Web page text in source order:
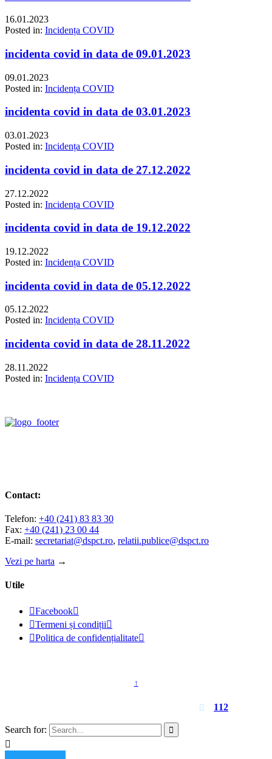
16.01.2023
Posted in: Incidența COVID
incidenta covid in data de 09.01.2023
09.01.2023
Posted in: Incidența COVID
incidenta covid in data de 03.01.2023
03.01.2023
Posted in: Incidența COVID
incidenta covid in data de 27.12.2022
27.12.2022
Posted in: Incidența COVID
incidenta covid in data de 19.12.2022
19.12.2022
Posted in: Incidența COVID
incidenta covid in data de 05.12.2022
05.12.2022
Posted in: Incidența COVID
incidenta covid in data de 28.11.2022
28.11.2022
Posted in: Incidența COVID
Contact:
Telefon: +40 (241) 83 83 30
Fax: +40 (241) 23 00 44
E-mail: secretariat@dspct.ro, relatii.publice@dspct.ro
Vezi pe harta →
Utile
Facebook
Termeni și condiții
Politica de confidențialitate
↑
 112
Search for: 
